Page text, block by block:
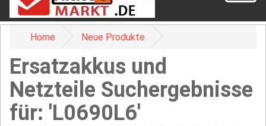
Home Neue Produkte
Ersatzakkus und
Netzteile Suchergebnisse
für: 'L0690L6'